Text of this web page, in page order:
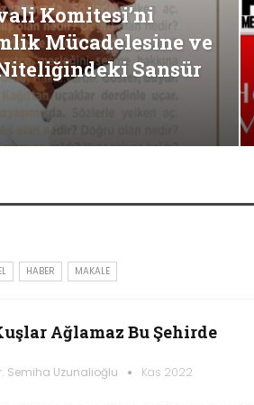
Komitesi’ni
Mücadelesine ve
Sansür
HABER MAKALE
Ağlamaz Bu Şehirde
Semiha Uzunalioğlu Kas 2022